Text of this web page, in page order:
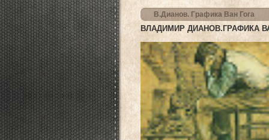
В.Дианов. Графика Ван Гога
ВЛАДИМИР ДИАНОВ.ГРАФИКА